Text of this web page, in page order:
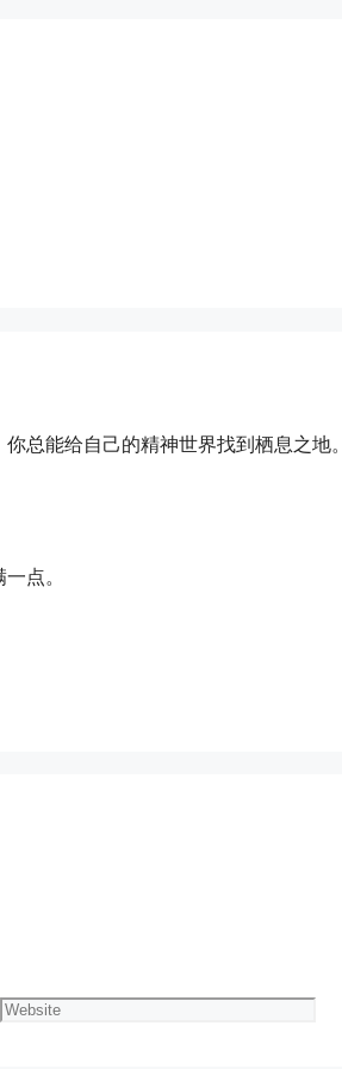
总能给自己的精神世界找到栖息之地。
点。
Website